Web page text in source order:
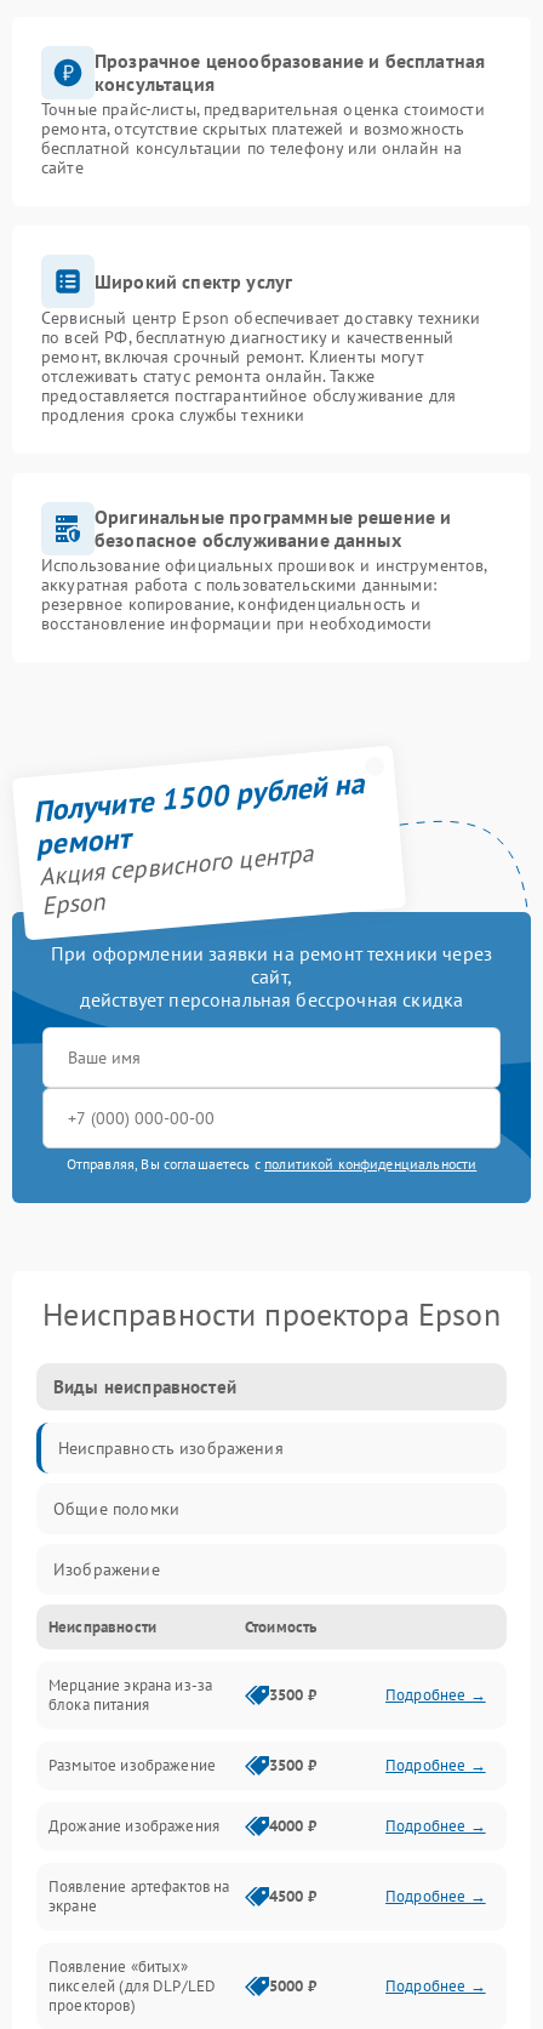
Прозрачное ценообразование и бесплатная
консультация
Точные прайс-листы, предварительная оценка стоимости
ремонта, отсутствие скрытых платежей и возможность
бесплатной консультации по телефону или онлайн на
сайте
Широкий спектр услуг
Сервисный центр Epson обеспечивает доставку техники
по всей РФ, бесплатную диагностику и качественный
ремонт, включая срочный ремонт. Клиенты могут
отслеживать статус ремонта онлайн. Также
предоставляется постгарантийное обслуживание для
продления срока службы техники
Оригинальные программные решение и
безопасное обслуживание данных
Использование официальных прошивок и инструментов,
аккуратная работа с пользовательскими данными:
резервное копирование, конфиденциальность и
восстановление информации при необходимости
Получите 1500 рублей на
ремонт
Акция сервисного центра
Epson
При оформлении заявки на ремонт техники через
сайт,
действует персональная бессрочная скидка
Отправляя, Вы соглашаетесь с политикой конфиденциальности
Неисправности проектора Epson
Виды неисправностей
Неисправность изображения
Общие поломки
Изображение
Лампа подсветки
Неисправность управления и интерфейсов
Неисправности Стоимость
Мерцание экрана из-за
блока питания
3500 ₽ Подробнее →
Размытое изображение 3500 ₽ Подробнее →
Дрожание изображения 4000 ₽ Подробнее →
Появление артефактов на
экране
4500 ₽ Подробнее →
Появление «битых»
пикселей (для DLP/LED
проекторов)
5000 ₽ Подробнее →